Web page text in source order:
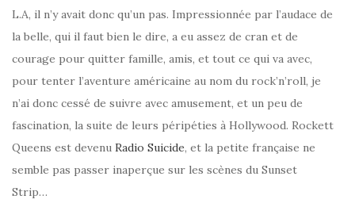
L.A, il n’y avait donc qu’un pas. Impressionnée par l’audace de
la belle, qui il faut bien le dire, a eu assez de cran et de
courage pour quitter famille, amis, et tout ce qui va avec,
pour tenter l’aventure américaine au nom du rock’n’roll, je
n’ai donc cessé de suivre avec amusement, et un peu de
fascination, la suite de leurs péripéties à Hollywood. Rockett
Queens est devenu Radio Suicide, et la petite française ne
semble pas passer inaperçue sur les scènes du Sunset
Strip…